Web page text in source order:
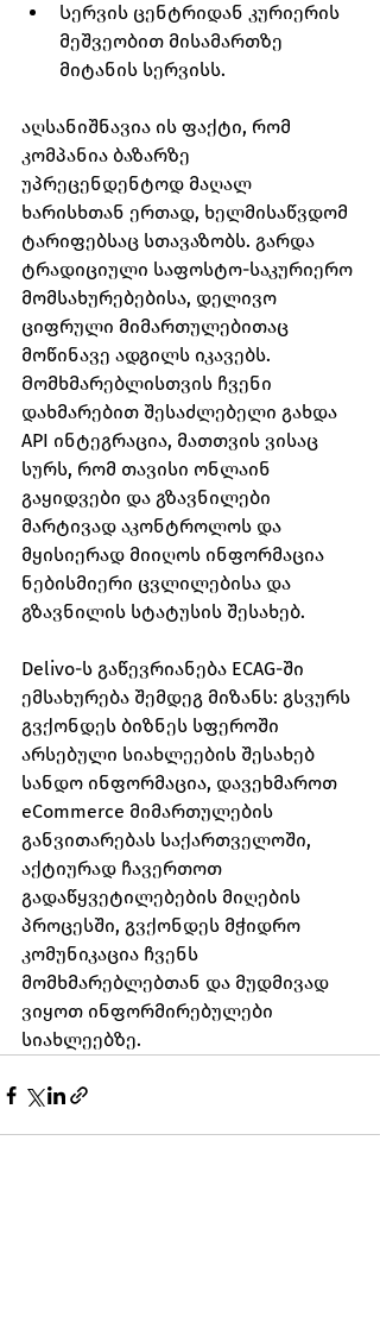
Სერვის ცენტრიდან კურიერის
მეშვეობით მისამართზე
მიტანის სერვისს.
აღსანიშნავია ის ფაქტი, რომ
კომპანია ბაზარზე
უპრეცენდენტოდ მაღალ
ხარისხთან ერთად, ხელმისაწვდომ
ტარიფებსაც სთავაზობს. გარდა
ტრადიციული საფოსტო-საკურიერო
მომსახურებებისა, დელივო
ციფრული მიმართულებითაც
მოწინავე ადგილს იკავებს.
Მომხმარებლისთვის ჩვენი
დახმარებით შესაძლებელი გახდა
API ინტეგრაცია, მათთვის ვისაც
სურს, რომ თავისი ონლაინ
გაყიდვები და გზავნილები
მარტივად აკონტროლოს და
მყისიერად მიიღოს ინფორმაცია
ნებისმიერი ცვლილებისა და
გზავნილის სტატუსის შესახებ.
Delivo-ს გაწევრიანება ECAG-ში
ემსახურება შემდეგ მიზანს: გსვურს
გვქონდეს ბიზნეს სფეროში
არსებული სიახლეების შესახებ
სანდო ინფორმაცია, დავეხმაროთ
eCommerce მიმართულების
განვითარებას საქართველოში,
აქტიურად ჩავერთოთ
გადაწყვეტილებების მიღების
პროცესში, გვქონდეს მჭიდრო
კომუნიკაცია ჩვენს
მომხმარებლებთან და მუდმივად
ვიყოთ ინფორმირებულები
სიახლეებზე.